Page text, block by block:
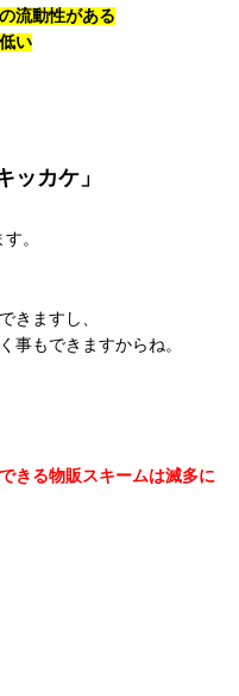
流動性がある
い
ッカケ」
。
きますし、
事もできますからね。
きる物販スキームは滅多に